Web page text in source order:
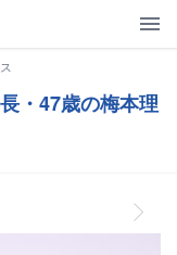
・47歳の梅本理